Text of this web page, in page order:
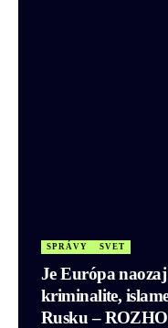
SPRÁVY SVET
Je Európa
kriminalite,
Rusku –